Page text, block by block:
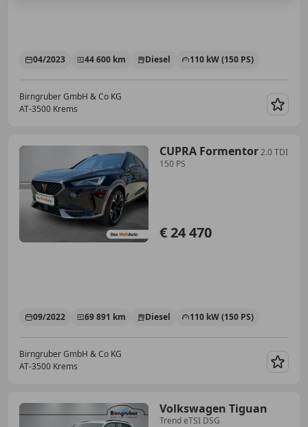
04/2023 44 600 km Diesel 110 kW (150 PS)
Birngruber GmbH & Co KG
AT-3500 Krems
CUPRA Formentor2.0 TDI
150 PS
€ 24 470
09/2022 69 891 km Diesel 110 kW (150 PS)
Birngruber GmbH & Co KG
AT-3500 Krems
Volkswagen Tiguan
Trend eTSI DSG